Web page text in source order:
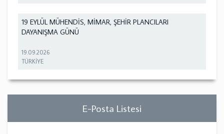
19 EYLÜL MÜHENDİS, MİMAR, ŞEHİR PLANCILARI
DAYANIŞMA GÜNÜ
19.09.2026
TÜRKİYE
E-Posta Listesi